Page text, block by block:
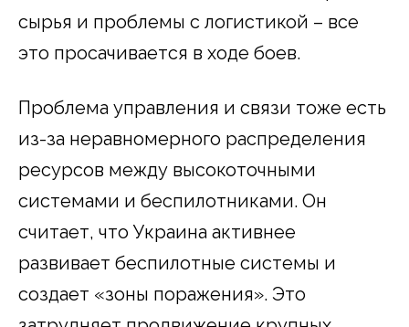
сырья и проблемы с логистикой – все
это просачивается в ходе боев.
Проблема управления и связи тоже есть
из-за неравномерного распределения
ресурсов между высокоточными
системами и беспилотниками. Он
считает, что Украина активнее
развивает беспилотные системы и
создает «зоны поражения». Это